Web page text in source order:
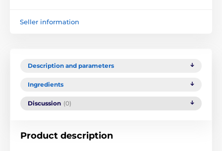
Seller information
Description and parameters
Ingredients
Discussion (0)
Product description